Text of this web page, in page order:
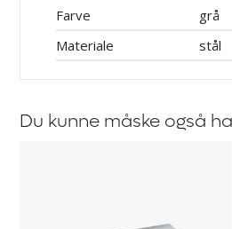
Farve
grå
Materiale
stål
Du kunne måske også